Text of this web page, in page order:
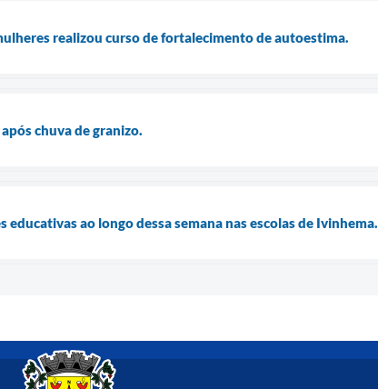
realizou curso de fortalecimento de autoestima.
chuva de granizo.
educativas ao longo dessa semana nas escolas de Ivinhema.